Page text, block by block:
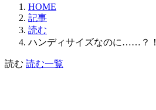
HOME
記事
読む
ハンディサイズなのに……？！
読む 読む一覧